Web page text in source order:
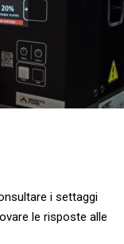
i settaggi
le risposte alle